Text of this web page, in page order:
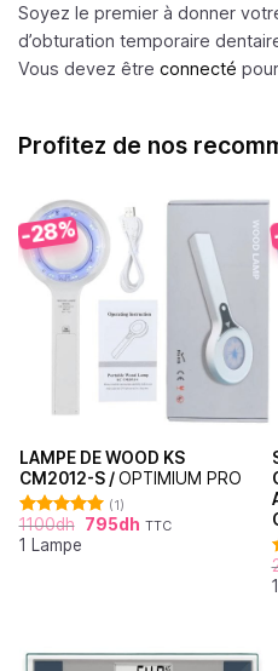
Soyez le premier à donner
d’obturation temporaire
Vous devez être connecté
Profitez de nos
-28%
LAMPE DE WOOD KS
CM2012-S /OPTIMIUM PRO
Note5.00
sur 5
(1)
1100dh 795dh TTC
1 Lampe